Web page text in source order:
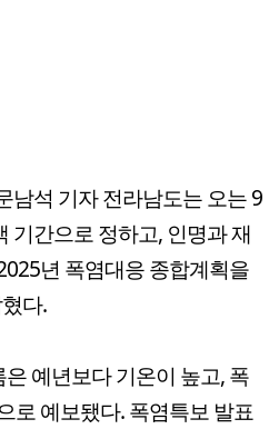
남석 기자 전라남도는 오는 9
기간으로 정하고, 인명과 재
년 폭염대응 종합계획을
다.
예년보다 기온이 높고, 폭
로 예보됐다. 폭염특보 발표